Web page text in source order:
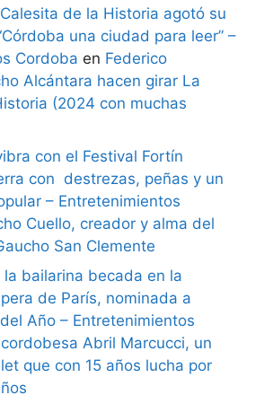
de la Historia agotó su
una ciudad para leer” –
Cordoba en Federico
Alcántara hacen girar La
(2024 con muchas
con el Festival Fortín
con destrezas, peñas y un
– Entretenimientos
Cuello, creador y alma del
San Clemente
bailarina becada en la
de París, nominada a
Año – Entretenimientos
Abril Marcucci, un
que con 15 años lucha por